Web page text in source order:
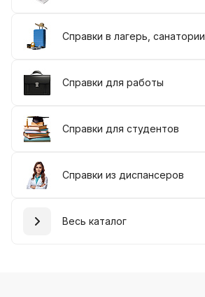
Справки в лагерь, санатории
Справки для работы
Справки для студентов
Справки из диспансеров
Весь каталог